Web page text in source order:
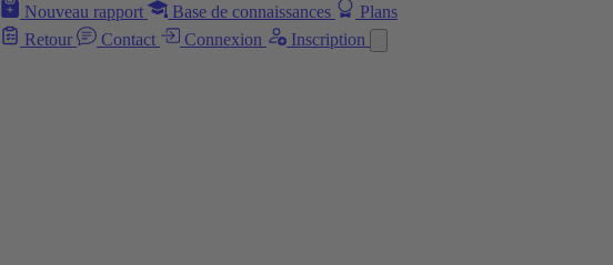
Nouveau rapport Base de connaissances
Plans
Retour
Contact Connexion Inscription